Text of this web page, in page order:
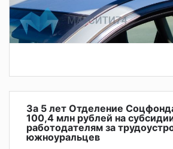
За 5 лет Отделение
100,4 млн рублей на
работодателям за
южноуральцев